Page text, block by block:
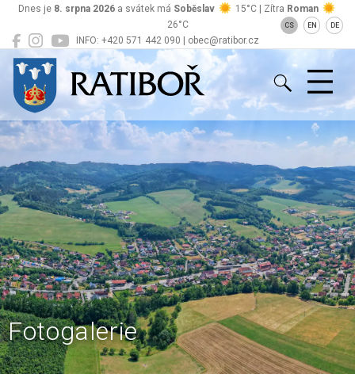
INFO: +420 571 442 090 | obec@ratibor.cz
Dnes je 8. srpna 2026 a svátek má Soběslav 15°C | Zítra Roman
26°C
CS EN DE
Ratiboř
Fotogalerie